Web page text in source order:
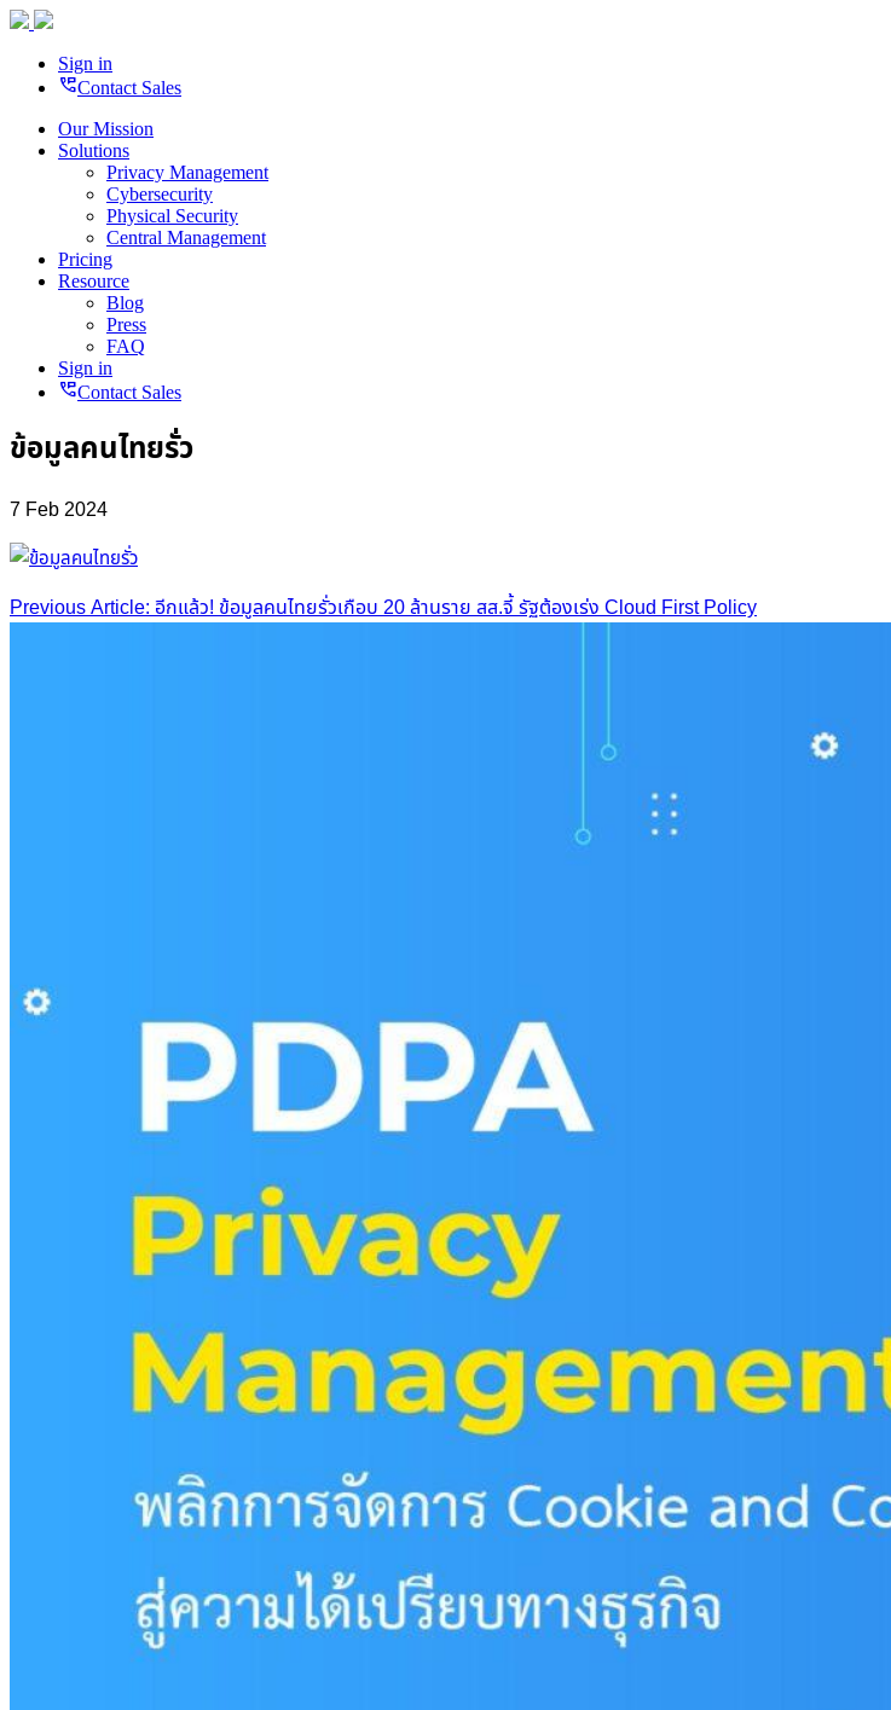
Sign in
perm_phone_msgContact Sales
Our Mission
Solutions
Privacy Management
Cybersecurity
Physical Security
Central Management
Pricing
Resource
Blog
Press
FAQ
Sign in
perm_phone_msgContact Sales
ข้อมูลคนไทยรั่ว
7 Feb 2024
Post
Previous Article: อีกแล้ว! ข้อมูลคนไทยรั่วเกือบ 20 ล้านราย สส.จี้ รัฐต้องเร่ง Cloud First Policy